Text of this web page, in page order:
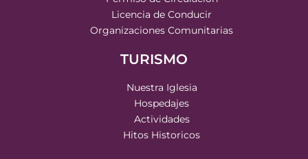
Licencia de Conducir
Organizaciones Comunitarias
TURISMO
Nuestra Iglesia
Hospedajes
Actividades
Hitos Historicos